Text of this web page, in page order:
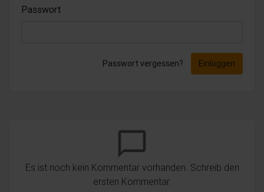
Passwort
Passwort vergessen? Einloggen
chat_bubble_outline
Es ist noch kein Kommentar vorhanden. Schreib den
ersten Kommentar.